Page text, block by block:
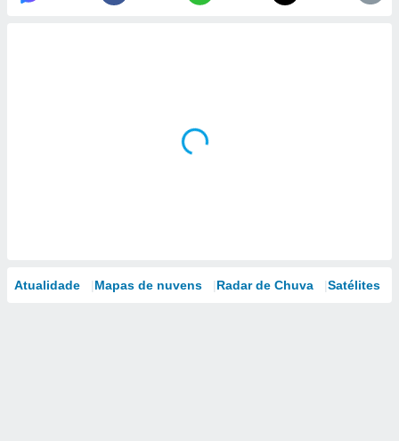
Atualidade Mapas de nuvens Radar de Chuva Satélites